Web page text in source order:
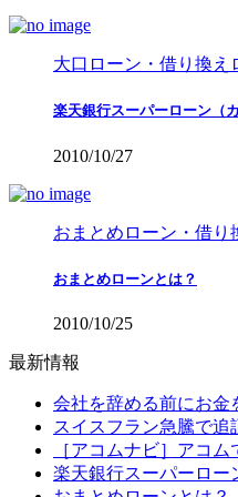
大口ローン・借り換え
楽天銀行スーパーローン（
2010/10/27
おまとめローン・借り
おまとめローンとは？
2010/10/25
最新情報
会社を辞める前にお金
スイスフラン急騰で追
［アコムナビ］アコ
楽天銀行スーパーロー